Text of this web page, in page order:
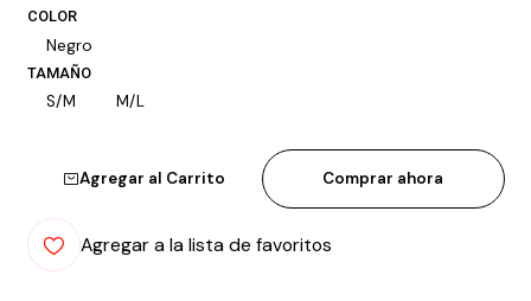
COLOR
Negro
TAMAÑO
S/M M/L
Agregar al Carrito Comprar ahora
Agregar a la lista de favoritos